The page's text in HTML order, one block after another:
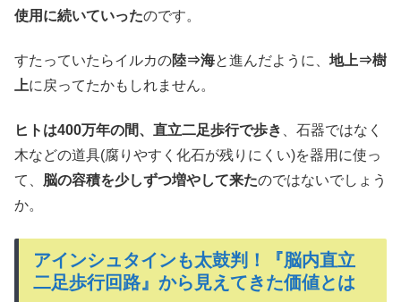
使用に続いていったのです。
すたっていたらイルカの陸⇒海と進んだように、 地上⇒樹
上に戻ってたかもしれません。
ヒトは400万年の間、直立二足歩行で歩き
、石器ではなく
木などの道具(腐りやすく化石が残りにくい)を器用に使っ
て、 脳の容積を少しずつ増やして来たのではないでしょう
か。
アインシュタインも太鼓判！『脳内直立
二足歩行回路』から見えてきた価値とは